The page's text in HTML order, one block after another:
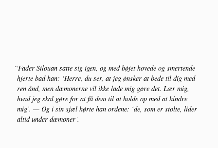
“Fader Silou­an sat­te sig igen, og med bøjet hove­de og smer­ten­de
hjer­te bad han: ‘Her­re, du ser, at jeg ønsker at bede til dig med
ren ånd, men dæmo­ner­ne vil ikke lade mig gøre det. Lær mig,
hvad jeg skal gøre for at få dem til at hol­de op med at hin­dre
mig’. — Og i sin sjæl hør­te han orde­ne: ‘de, som er stol­te, lider
altid under dæmoner’.